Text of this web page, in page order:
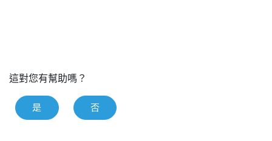
這對您有幫助嗎？
是 否